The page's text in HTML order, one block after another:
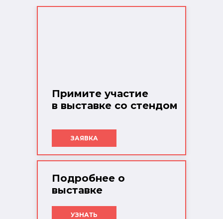
Примите участие
в выставке со стендом
ЗАЯВКА
Подробнее о
выставке
УЗНАТЬ